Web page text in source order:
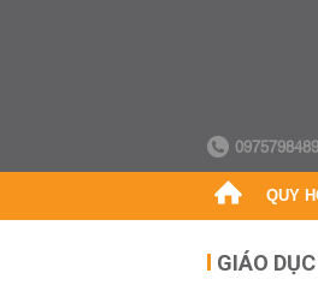
0975798489
QUY
GIÁO DỤC